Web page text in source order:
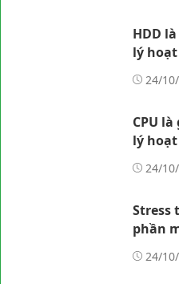
HDD
lý hoạt
24/
CPU
lý hoạt
24/
Stress
phần
tốt nhất
24/